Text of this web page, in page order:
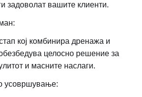
задоволат вашите клиенти.
кој комбинира дренажа и
целосно решение за
и масните наслаги.
усовршување: